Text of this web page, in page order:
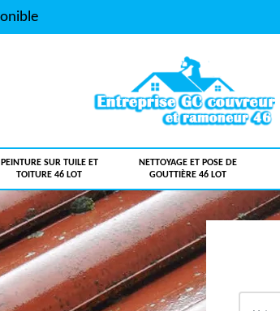
PEINTURE SUR TUILE ET
TOITURE 46 LOT
NETTOYAGE ET POSE DE
GOUTTIÈRE 46 LOT